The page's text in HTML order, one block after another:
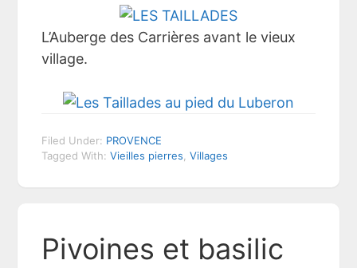
L’Auberge des Carrières avant le vieux
village.
Filed Under: PROVENCE
Tagged With:Vieilles pierres,Villages
Pivoines et basilic